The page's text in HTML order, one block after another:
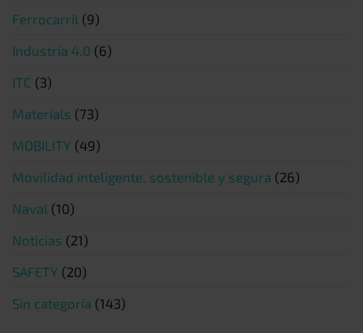
Ferrocarril (9)
Industria 4.0 (6)
ITC (3)
Materials (73)
MOBILITY (49)
Movilidad inteligente, sostenible y segura (26)
Naval (10)
Noticias (21)
SAFETY (20)
Sin categoría (143)